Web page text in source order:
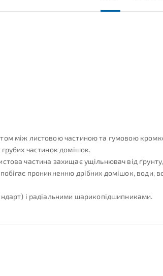
між листовою частиною та гумовою
частинок домішок.
частина захищає ущільнювач від
проникненню дрібних домішок, води,
і радіальними шарикопідшипниками.